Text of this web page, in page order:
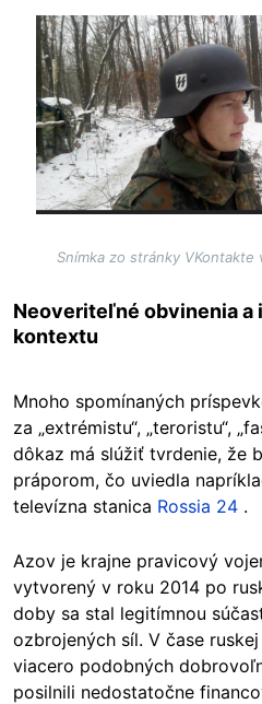
Image
Snímka zo stránky VKontakte
Neoveriteľné obvinenia
kontextu
Mnoho spomínaných
za „extrémistu“, „teroristu“,
dôkaz má slúžiť tvrdenie, že
práporom, čo uviedla
televízna stanica Rossia 24 .
Azov je krajne pravicový
vytvorený v roku 2014 po
doby sa stal legitímnou
ozbrojených síl. V čase
viacero podobných
posilnili nedostatočne